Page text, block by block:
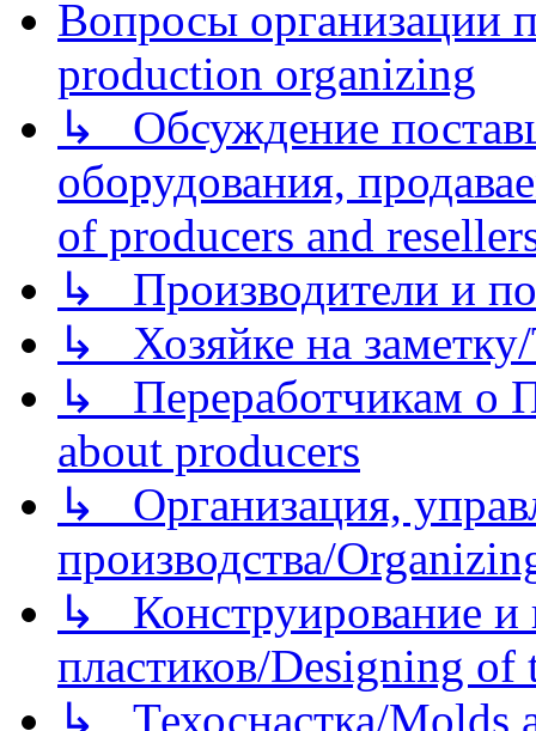
Вопросы организации
production organizing
↳ Обсуждение
оборудования,
of producers and
↳ Производители и
↳ Хозяйке на
↳ Переработчикам о
about producers
↳ Организация,
производства/
↳ Конструирование и
пластиков/Designing of
↳ Техоснастка/Molds